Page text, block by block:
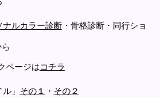
ナルカラー診断・骨格診断・同行ショ
ページは コチラ
」 その１ ・ その２